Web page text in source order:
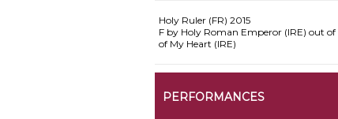
Holy Ruler (FR) 2015
F by Holy Roman Emperor (IRE) out of
of My Heart (IRE)
PERFORMANCES